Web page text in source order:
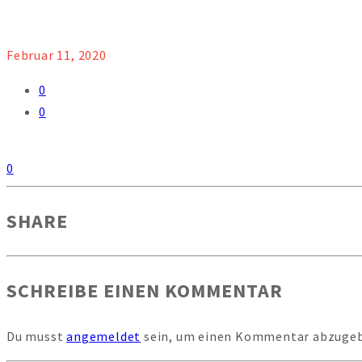
Februar 11, 2020
0
0
0
SHARE
SCHREIBE EINEN KOMMENTAR
Du musstangemeldet sein, um einen Kommentar